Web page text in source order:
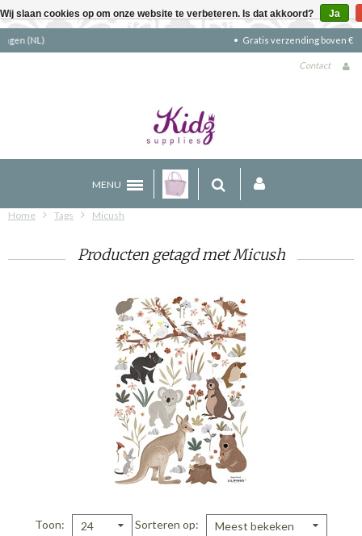
Gratis verzending boven €90 (NL)
Contact
MENU
Home Tags Micush
Producten getagd met Micush
Toon 24 Sorteren op Meest bekeken
Wij slaan cookies op om onze website te verbeteren. Is dat akkoord? Ja